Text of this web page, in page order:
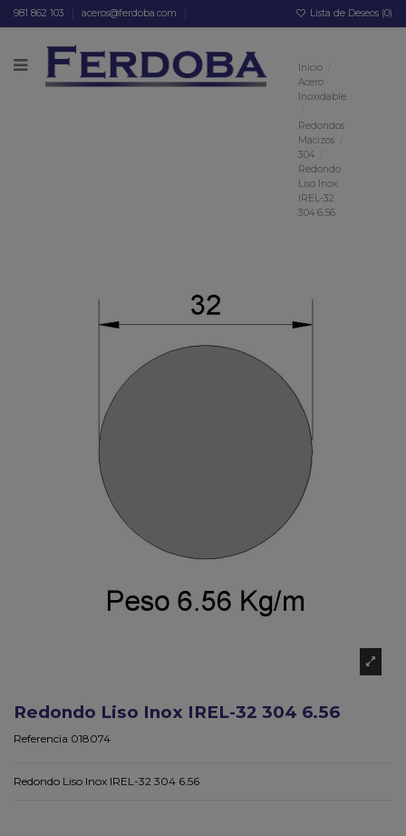
981 862 103 aceros@ferdoba.com Lista de Deseos (0)
Inicio
Acero
Inoxidable
Redondos
Macizos
304
Redondo
Liso Inox
IREL-32
304 6.56
Redondo Liso Inox IREL-32 304 6.56
Referencia 018074
Redondo Liso Inox IREL-32 304 6.56